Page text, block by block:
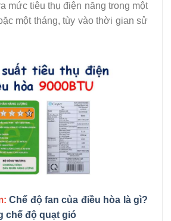
mức tiêu thụ điện năng trong một
một tháng, tùy vào thời gian sử
Chế độ fan của điều hòa là gì?
chế độ quạt gió